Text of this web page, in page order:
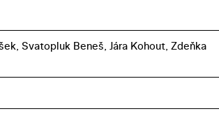
Svatopluk Beneš, Jára Kohout, Zdeňka